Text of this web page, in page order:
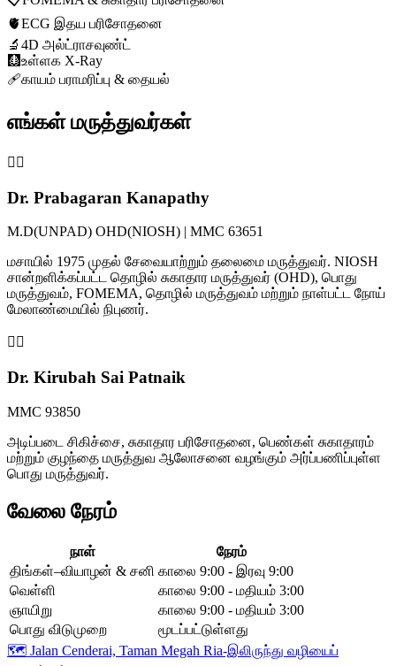
🫀ECG இதய பரிசோதனை
🔬 4D அல்ட்ராசவுண்ட்
🩻உள்ளக X-Ray
🩹காயம் பராமரிப்பு & தையல்
எங்கள் மருத்துவர்கள்
👨‍⚕️
Dr. Prabagaran Kanapathy
M.D(UNPAD) OHD(NIOSH) | MMC 63651
மசாயில் 1975 முதல் சேவையாற்றும் தலைமை மருத்துவர். NIOSH
சான்றளிக்கப்பட்ட தொழில் சுகாதார மருத்துவர் (OHD), பொது
மருத்துவம், FOMEMA, தொழில் மருத்துவம் மற்றும் நாள்பட்ட நோய்
மேலாண்மையில் நிபுணர்.
👩‍⚕️
Dr. Kirubah Sai Patnaik
MMC 93850
அடிப்படை சிகிச்சை, சுகாதார பரிசோதனை, பெண்கள் சுகாதாரம்
மற்றும் குழந்தை மருத்துவ ஆலோசனை வழங்கும் அர்ப்பணிப்புள்ள
பொது மருத்துவர்.
வேலை நேரம்
நாள்
நேரம்
திங்கள்–வியாழன் & சனி காலை 9:00 - இரவு 9:00
வெள்ளி
காலை 9:00 - மதியம் 3:00
ஞாயிறு
காலை 9:00 - மதியம் 3:00
பொது விடுமுறை
மூடப்பட்டுள்ளது
🗺️ Jalan Cenderai, Taman Megah Ria-இலிருந்து வழியைப்